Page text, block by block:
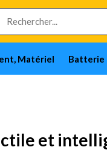
Matériel Batterie
et